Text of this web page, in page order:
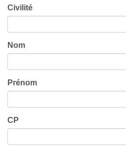
Civilité
Nom
Prénom
CP